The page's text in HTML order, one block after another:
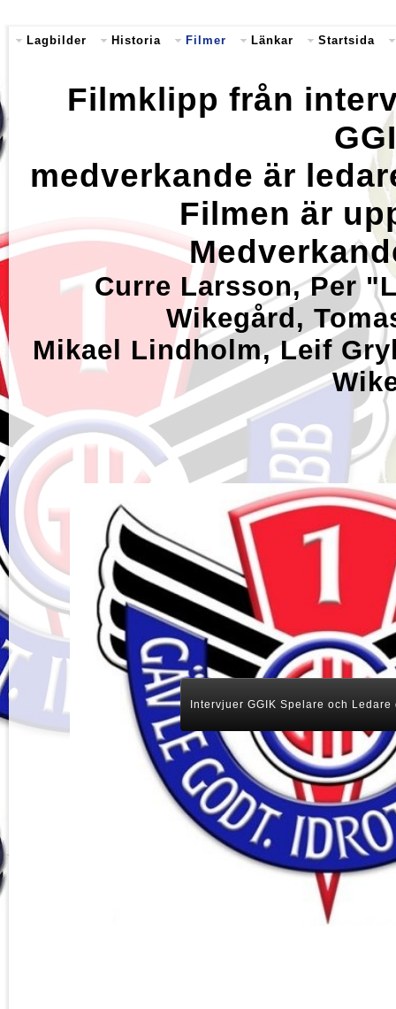
Lagbilder Historia Filmer Länkar Startsida
Filmklipp från
medverkande är
Filmen är
Curre Larsson, Per
Wikegård,
Mikael Lindholm, Leif
Intervjuer GGIK Spelare och Ledare